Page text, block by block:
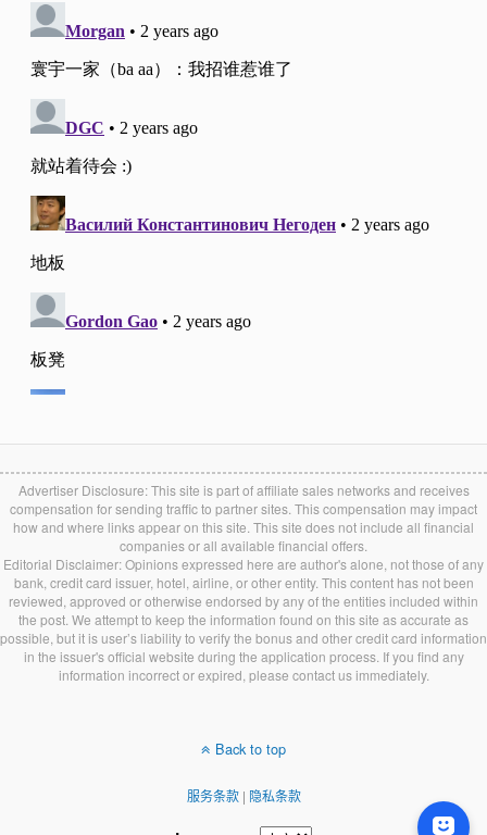
Advertiser Disclosure: This site is part of affiliate sales networks and receives
compensation for sending traffic to partner sites. This compensation may impact
how and where links appear on this site. This site does not include all financial
companies or all available financial offers.
Editorial Disclaimer: Opinions expressed here are author's alone, not those of any
bank, credit card issuer, hotel, airline, or other entity. This content has not been
reviewed, approved or otherwise endorsed by any of the entities included within
the post. We attempt to keep the information found on this site as accurate as
possible, but it is user’s liability to verify the bonus and other credit card information
in the issuer's official website during the application process. If you find any
information incorrect or expired, please contact us immediately.
Back to top
服务条款| 隐私条款